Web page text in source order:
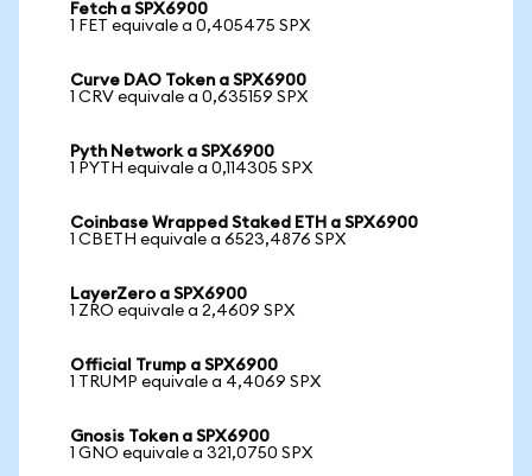
Fetch a SPX6900
1 FET equivale a 0,405475 SPX
Curve DAO Token a SPX6900
1 CRV equivale a 0,635159 SPX
Pyth Network a SPX6900
1 PYTH equivale a 0,114305 SPX
Coinbase Wrapped Staked ETH a SPX6900
1 CBETH equivale a 6523,4876 SPX
LayerZero a SPX6900
1 ZRO equivale a 2,4609 SPX
Official Trump a SPX6900
1 TRUMP equivale a 4,4069 SPX
Gnosis Token a SPX6900
1 GNO equivale a 321,0750 SPX